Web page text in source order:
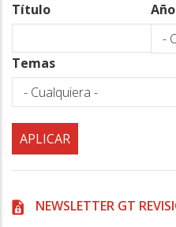
la
navegación
Título Año
Temas
NEWSLETTER GT